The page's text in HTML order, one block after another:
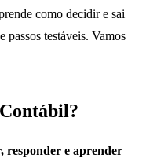
como decidir e sai
passos testáveis. Vamos
responder e aprender